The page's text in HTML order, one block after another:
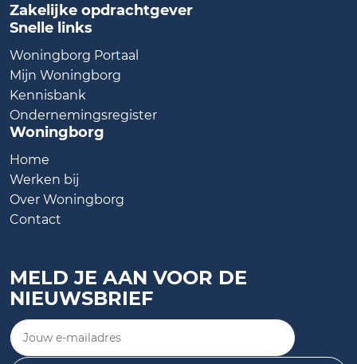
Zakelijke opdrachtgever
Snelle links
Woningborg Portaal
Mijn Woningborg
Kennisbank
Ondernemingsregister
Woningborg
Home
Werken bij
Over Woningborg
Contact
MELD JE AAN VOOR DE
NIEUWSBRIEF
Jouw e-mailadres